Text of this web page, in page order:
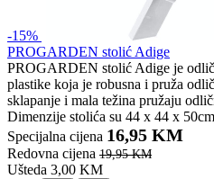
-15%
PROGARDEN stolić Adige
PROGARDEN stolić Adige je
plastike koja je robusna i pruža
sklapanje i mala težina pružaju
Dimenzije stolića su 44 x 44 x
Specijalna cijena 16,95 KM
Redovna cijena 19,95 KM
Ušteda 3,00 KM